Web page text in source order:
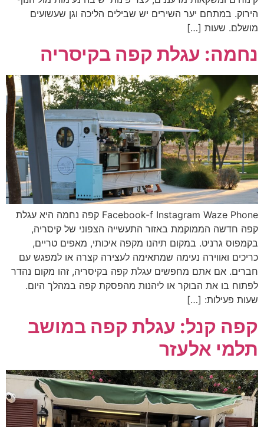
הירוק. במתחם יער השירים יש שבילים הליכה וגן שעשועים
מושלם. שעות […]
נחמה: עגלת קפה בקיסריה
Facebook-f Instagram Waze Phone קפה נחמה היא עגלת
קפה חדשה הממוקמת באזור התעשייה הצפוני של קיסריה,
בקמפוס גרניט. במקום תיהנו מקפה איכותי, מאפים טריים,
כריכים ואווירה נעימה שמתאימה לעצירה קצרה או למפגש עם
חברים. אם אתם מחפשים עגלת קפה בקיסריה, זהו מקום נהדר
לפתוח בו את הבוקר או ליהנות מהפסקת קפה במהלך היום.
שעות פעילות: […]
קפה קנל: עגלת קפה במושב
תלמי אלעזר